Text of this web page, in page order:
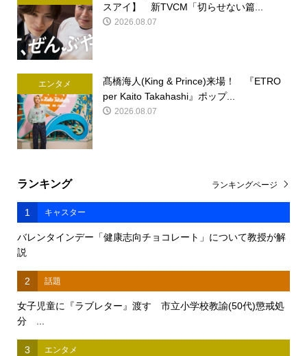
スアイ】 新TVCM「切らせない篇...
2026.08.07
エンタメ
髙橋海人(King & Prince)来場！ 『ETRO
per Kaito Takahashi』ポップ...
2026.08.07
ランキング
1 キャスター
バレンタインデー「健康志向チョコレート」について教授が解
説
2 話題
女子児童に『ラブレター』渡す 市立小学校教諭(50代)懲戒処
分 ...
3 エンタメ
ランキングページ